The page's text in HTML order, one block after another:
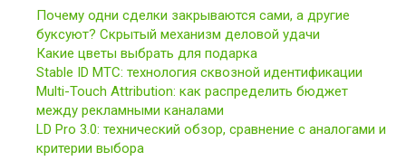
Почему одни сделки закрываются сами, а другие
буксуют? Скрытый механизм деловой удачи
Какие цветы выбрать для подарка
Stable ID МТС: технология сквозной идентификации
Multi-Touch Attribution: как распределить бюджет
между рекламными каналами
LD Pro 3.0: технический обзор, сравнение с аналогами и
критерии выбора